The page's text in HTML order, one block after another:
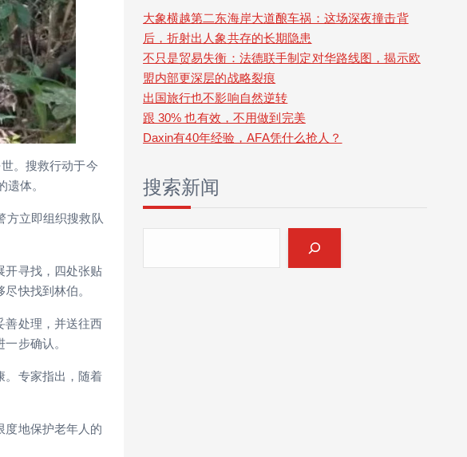
。搜救行动于今
体。
方立即组织搜救队
开寻找，四处张贴
快找到林伯。
善处理，并送往西
步确认。
。专家指出，随着
度地保护老年人的
c
h
大象横越第二东海岸大道酿车祸：这场深夜撞击背
后，折射出人象共存的长期隐患
不只是贸易失衡：法德联手制定对华路线图，揭示欧
盟内部更深层的战略裂痕
出国旅行也不影响自然逆转
跟 30% 也有效，不用做到完美
Daxin有40年经验，AFA凭什么抢人？
搜索新闻